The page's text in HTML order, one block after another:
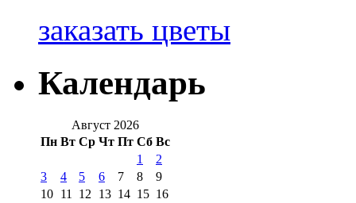
заказать цветы
Календарь
Август 2026
Пн Вт Ср Чт Пт Сб Вс
1
2
3
4 5 6 7 8
9
10 11 12 13 14 15 16